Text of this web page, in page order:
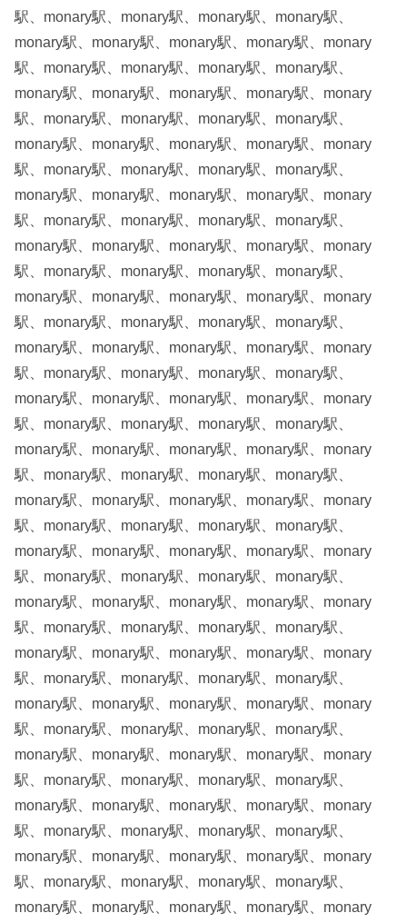
駅、monary駅、monary駅、monary駅、monary駅、
monary駅、monary駅、monary駅、monary駅、monary
駅、monary駅、monary駅、monary駅、monary駅、
monary駅、monary駅、monary駅、monary駅、monary
駅、monary駅、monary駅、monary駅、monary駅、
monary駅、monary駅、monary駅、monary駅、monary
駅、monary駅、monary駅、monary駅、monary駅、
monary駅、monary駅、monary駅、monary駅、monary
駅、monary駅、monary駅、monary駅、monary駅、
monary駅、monary駅、monary駅、monary駅、monary
駅、monary駅、monary駅、monary駅、monary駅、
monary駅、monary駅、monary駅、monary駅、monary
駅、monary駅、monary駅、monary駅、monary駅、
monary駅、monary駅、monary駅、monary駅、monary
駅、monary駅、monary駅、monary駅、monary駅、
monary駅、monary駅、monary駅、monary駅、monary
駅、monary駅、monary駅、monary駅、monary駅、
monary駅、monary駅、monary駅、monary駅、monary
駅、monary駅、monary駅、monary駅、monary駅、
monary駅、monary駅、monary駅、monary駅、monary
駅、monary駅、monary駅、monary駅、monary駅、
monary駅、monary駅、monary駅、monary駅、monary
駅、monary駅、monary駅、monary駅、monary駅、
monary駅、monary駅、monary駅、monary駅、monary
駅、monary駅、monary駅、monary駅、monary駅、
monary駅、monary駅、monary駅、monary駅、monary
駅、monary駅、monary駅、monary駅、monary駅、
monary駅、monary駅、monary駅、monary駅、monary
駅、monary駅、monary駅、monary駅、monary駅、
monary駅、monary駅、monary駅、monary駅、monary
駅、monary駅、monary駅、monary駅、monary駅、
monary駅、monary駅、monary駅、monary駅、monary
駅、monary駅、monary駅、monary駅、monary駅、
monary駅、monary駅、monary駅、monary駅、monary
駅、monary駅、monary駅、monary駅、monary駅、
monary駅、monary駅、monary駅、monary駅、monary